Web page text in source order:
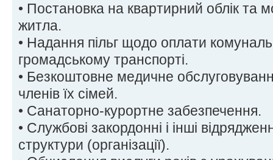
• Постановка на квартирний облік та
житла.
• Надання пільг щодо оплати
громадському транспорті.
• Безкоштовне медичне
членів їх сімей.
• Санаторно-курортне забезпечення.
• Службові закордонні і інші
структури (організації).